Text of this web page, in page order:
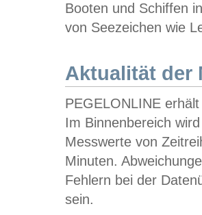
Booten und Schiffen
von Seezeichen wie
Aktualität der
PEGELONLINE
Im Binnenbereich
Messwerte von
Minuten.
Fehlern bei der
sein.